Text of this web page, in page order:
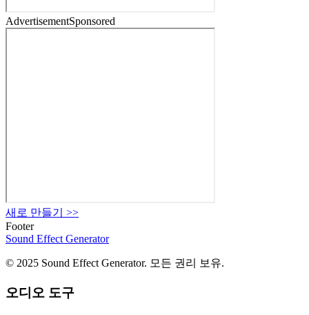
AdvertisementSponsored
새로 만들기
>>
Footer
Sound Effect Generator
© 2025 Sound Effect Generator. 모든 권리 보유.
오디오 도구